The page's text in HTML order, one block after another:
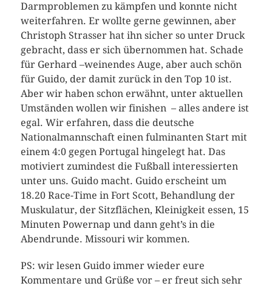
Darmproblemen zu kämpfen und konnte nicht
weiterfahren. Er wollte gerne gewinnen, aber
Christoph Strasser hat ihn sicher so unter Druck
gebracht, dass er sich übernommen hat. Schade
für Gerhard –weinendes Auge, aber auch schön
für Guido, der damit zurück in den Top 10 ist.
Aber wir haben schon erwähnt, unter aktuellen
Umständen wollen wir finishen – alles andere ist
egal. Wir erfahren, dass die deutsche
Nationalmannschaft einen fulminanten Start mit
einem 4:0 gegen Portugal hingelegt hat. Das
motiviert zumindest die Fußball interessierten
unter uns. Guido macht. Guido erscheint um
18.20 Race-Time in Fort Scott, Behandlung der
Muskulatur, der Sitzflächen, Kleinigkeit essen, 15
Minuten Powernap und dann geht’s in die
Abendrunde. Missouri wir kommen.
PS: wir lesen Guido immer wieder eure
Kommentare und Grüße vor – er freut sich sehr